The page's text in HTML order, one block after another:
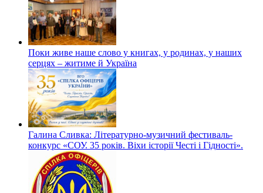
Поки живе наше слово у книгах, у родинах, у наших
серцях – житиме й Україна
Галина Сливка: Літературно-музичний фестиваль-
конкурс «СОУ. 35 років. Віхи історії Честі і Гідності».